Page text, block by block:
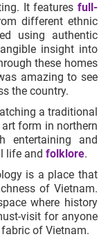
It features full-
different ethnic
using authentic
insight into
these homes
amazing to see
the country.
a traditional
form in northern
entertaining and
life and folklore.
is a place that
of Vietnam.
where history
visit for anyone
of Vietnam.